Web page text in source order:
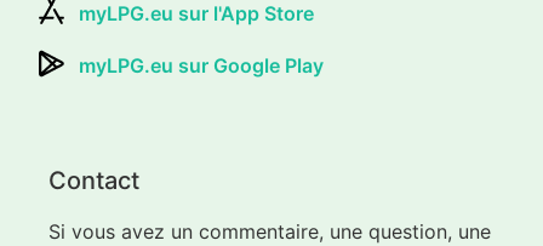
myLPG.eu sur l'App Store
myLPG.eu sur Google Play
Contact
Si vous avez un commentaire, une question, une